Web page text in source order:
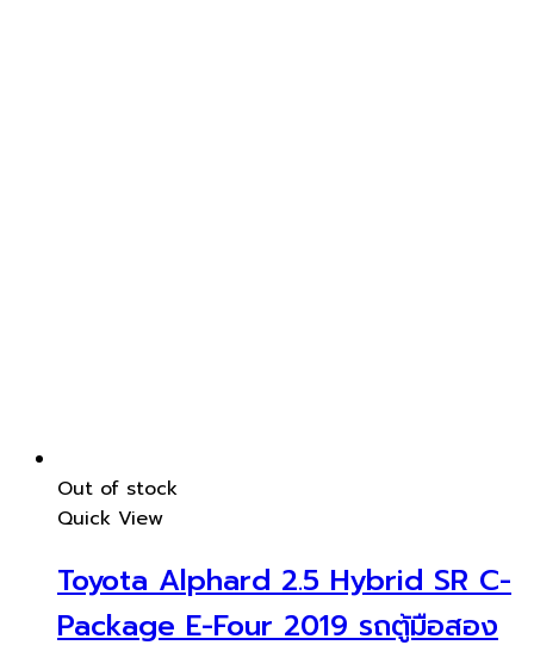
Out of stock
Quick View
Toyota Alphard 2.5 Hybrid SR C-
Package E-Four 2019 รถตู้มือสอง